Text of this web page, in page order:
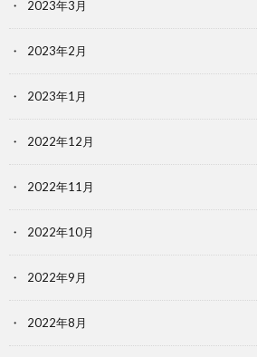
2023年3月
2023年2月
2023年1月
2022年12月
2022年11月
2022年10月
2022年9月
2022年8月